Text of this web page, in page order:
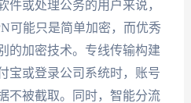
件或处理公务的用户来说，
可能只是简单加密，而优秀
的加密技术。专线传输构建
宝或登录公司系统时，账号
不被截取。同时，智能分流